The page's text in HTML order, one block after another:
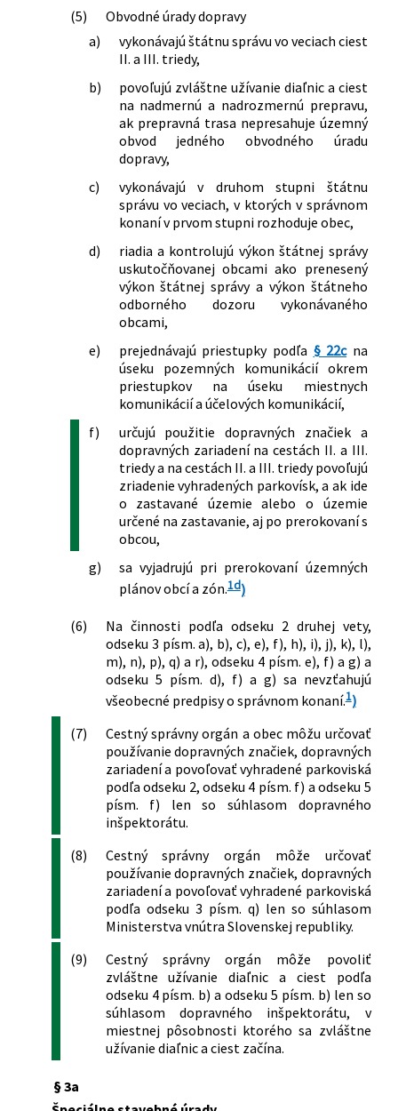
(5)
Obvodné úrady dopravy
a)
vykonávajú štátnu správu vo veciach ciest
II. a III. triedy,
b)
povoľujú zvláštne užívanie diaľnic a ciest
na nadmernú a nadrozmernú prepravu,
ak prepravná trasa nepresahuje územný
obvod jedného obvodného úradu
dopravy,
c)
vykonávajú v druhom stupni štátnu
správu vo veciach, v ktorých v správnom
konaní v prvom stupni rozhoduje obec,
d)
riadia a kontrolujú výkon štátnej správy
uskutočňovanej obcami ako prenesený
výkon štátnej správy a výkon štátneho
odborného dozoru vykonávaného
obcami,
e)
prejednávajú priestupky podľa § 22cna
úseku pozemných komunikácií okrem
priestupkov na úseku miestnych
komunikácií a účelových komunikácií,
f)
určujú použitie dopravných značiek a
dopravných zariadení na cestách II. a III.
triedy a na cestách II. a III. triedy povoľujú
zriadenie vyhradených parkovísk, a ak ide
o zastavané územie alebo o územie
určené na zastavanie, aj po prerokovaní s
obcou,
g)
sa vyjadrujú pri prerokovaní územných
plánov obcí a zón.1d)
(6)
Na činnosti podľa odseku 2 druhej vety,
odseku 3 písm. a), b), c), e), f), h), i), j), k), l),
m), n), p), q) a r), odseku 4 písm. e), f) a g) a
odseku 5 písm. d), f) a g) sa nevzťahujú
všeobecné predpisy o správnom konaní.1)
(7)
Cestný správny orgán a obec môžu určovať
používanie dopravných značiek, dopravných
zariadení a povoľovať vyhradené parkoviská
podľa odseku 2, odseku 4 písm. f) a odseku 5
písm. f) len so súhlasom dopravného
inšpektorátu.
(8)
Cestný správny orgán môže určovať
používanie dopravných značiek, dopravných
zariadení a povoľovať vyhradené parkoviská
podľa odseku 3 písm. q) len so súhlasom
Ministerstva vnútra Slovenskej republiky.
(9)
Cestný správny orgán môže povoliť
zvláštne užívanie diaľnic a ciest podľa
odseku 4 písm. b) a odseku 5 písm. b) len so
súhlasom dopravného inšpektorátu, v
miestnej pôsobnosti ktorého sa zvláštne
užívanie diaľnic a ciest začína.
§ 3a